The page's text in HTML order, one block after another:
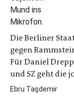
Die Berliner
gegen
Für Daniel
und SZ geht die
Ebru Taşdemir